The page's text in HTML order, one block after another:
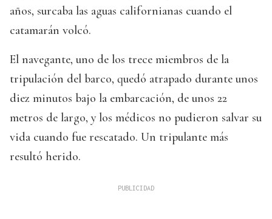
años, surcaba las aguas californianas cuando el
catamarán volcó.
El navegante, uno de los trece miembros de la
tripulación del barco, quedó atrapado durante unos
diez minutos bajo la embarcación, de unos 22
metros de largo, y los médicos no pudieron salvar su
vida cuando fue rescatado. Un tripulante más
resultó herido.